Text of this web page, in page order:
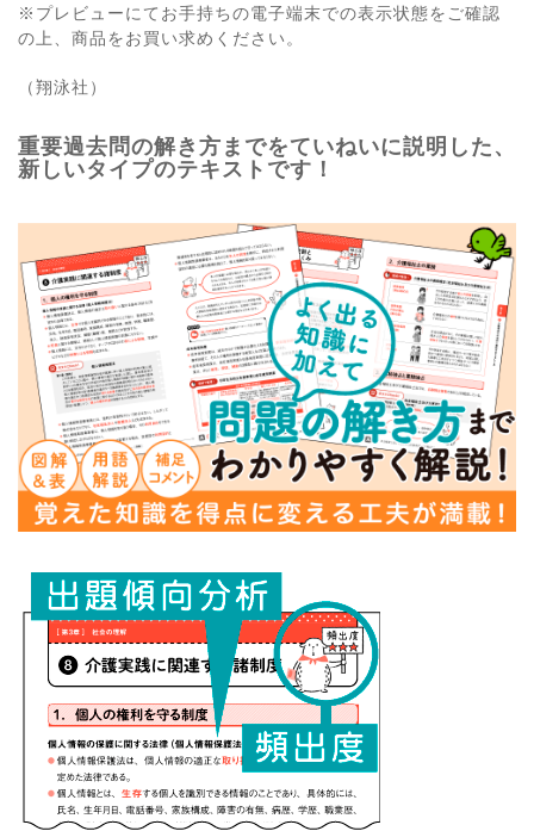
※プレビューにてお手持ちの電子端末での表示状態をご確認
の上、商品をお買い求めください。
（翔泳社）
重要過去問の解き方までをていねいに説明した、
新しいタイプのテキストです！